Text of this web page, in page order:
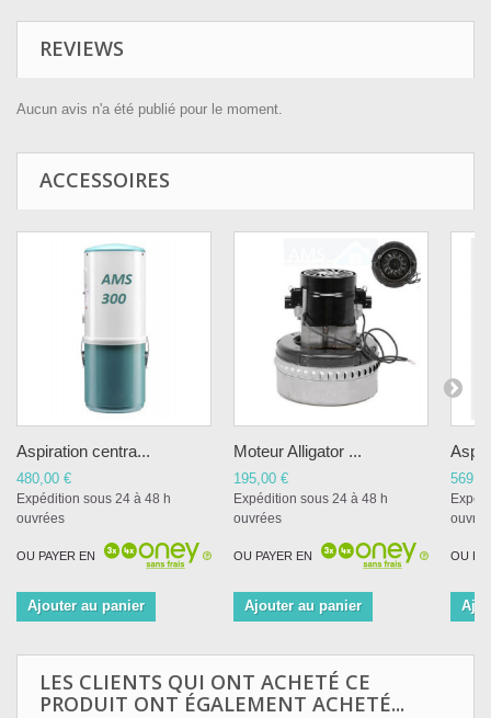
REVIEWS
Aucun avis n'a été publié pour le moment.
ACCESSOIRES
Aspiration centra...
480,00 €
Expédition sous 24 à 48 h
ouvrées
OU PAYER EN
Ajouter au panier
Moteur Alligator ...
195,00 €
Expédition sous 24 à 48 h
ouvrées
OU PAYER EN
Ajouter au panier
OU
LES CLIENTS QUI ONT ACHETÉ CE
PRODUIT ONT ÉGALEMENT ACHETÉ...